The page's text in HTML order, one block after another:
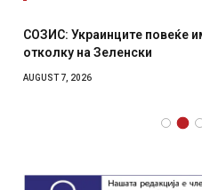
СОЗИС: Украинците повеќе
отколку на Зеленски
AUGUST 7, 2026